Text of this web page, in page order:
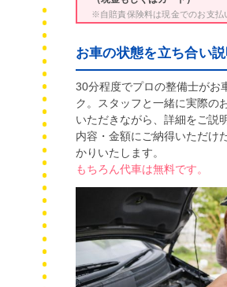
※自賠責保険料は現金でのお支払
お車の状態を立ち合い説
30分程度でプロの整備士がお
ク。スタッフと一緒に実際の
いただきながら、詳細をご説
内容・金額にご納得いただけ
かりいたします。
もちろん代車は無料です。